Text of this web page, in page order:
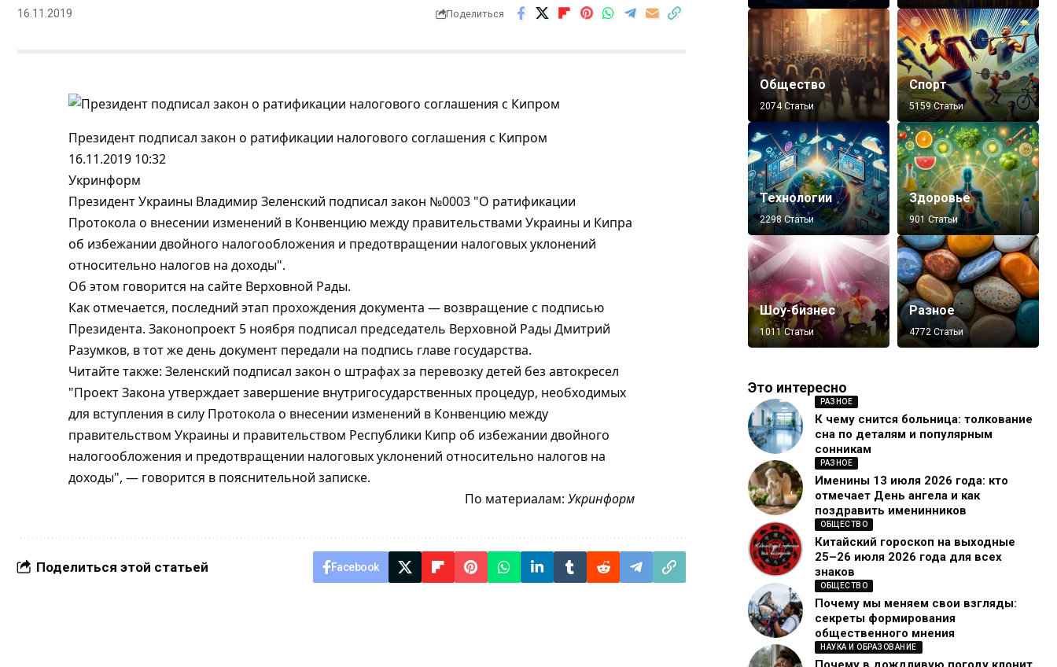
16.11.2019 Поделиться
Президент подписал закон о ратификации налогового соглашения с Кипром
16.11.2019 10:32
Укринформ
Президент Украины Владимир Зеленский подписал закон №0003 "О ратификации
Протокола о внесении изменений в Конвенцию между правительствами Украины и Кипра
об избежании двойного налогообложения и предотвращении налоговых уклонений
относительно налогов на доходы".
Об этом говорится на сайте Верховной Рады.
Как отмечается, последний этап прохождения документа — возвращение с подписью
Президента. Законопроект 5 ноября подписал председатель Верховной Рады Дмитрий
Разумков, в тот же день документ передали на подпись главе государства.
Читайте также: Зеленский подписал закон о штрафах за перевозку детей без автокресел
"Проект Закона утверждает завершение внутригосударственных процедур, необходимых
для вступления в силу Протокола о внесении изменений в Конвенцию между
правительством Украины и правительством Республики Кипр об избежании двойного
налогообложения и предотвращении налоговых уклонений относительно налогов на
доходы", — говорится в пояснительной записке.
По материалам: Укринформ
Поделиться этой статьей Facebook
Общество
2074 Статьи
Спорт
5159 Статьи
Технологии
2298 Статьи
Здоровье
901 Статьи
Шоу-бизнес
1011 Статьи
Разное
4772 Статьи
Это интересно
РАЗНОЕ
К чему снится больница: толкование
сна по деталям и популярным
сонникам
РАЗНОЕ
Именины 13 июля 2026 года: кто
отмечает День ангела и как
поздравить именинников
ОБЩЕСТВО
Китайский гороскоп на выходные
25–26 июля 2026 года для всех
знаков
ОБЩЕСТВО
Почему мы меняем свои взгляды:
секреты формирования
общественного мнения
НАУКА И ОБРАЗОВАНИЕ